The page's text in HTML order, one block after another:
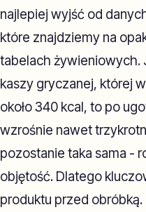
najlepiej wyjść od
które znajdziemy na
tabelach żywieniowych.
kaszy gryczanej, której
około 340 kcal, to po
wzrośnie nawet
pozostanie taka sama -
objętość. Dlatego
produktu przed obróbką.